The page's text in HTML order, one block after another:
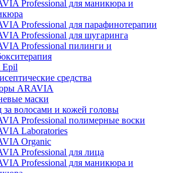
Professional для маникюра и
Professional для парафинотерапии
Professional для шугаринга
Professional пилинги и
Epil
средства
ARAVIA
маски
за волосами и кожей головы
Professional полимерные воски
Laboratories
Organic
Professional для лица
Professional для маникюра и